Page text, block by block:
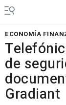
ECONOMÍA
de
Gradiant